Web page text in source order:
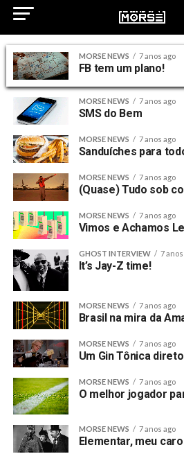
MORSE NEWS 7 anos ago
FB tem um plano!
MORSE NEWS 7 anos ago
SMS do Bem
MORSE NEWS 7 anos ago
Sanduíches para
MORSE NEWS 7 anos ago
(Quase) Tudo sob
MORSE NEWS 7 anos ago
Vimos e Achamos
GHOST INTERVIEW 7
It’s Jay-Z time!
MORSE NEWS 7 anos ago
Brasil na mira da
MORSE NEWS 7 anos ago
Um Gin Tônica
MORSE NEWS 7 anos ago
O melhor jogador
MORSE NEWS 7 anos ago
Elementar, meu